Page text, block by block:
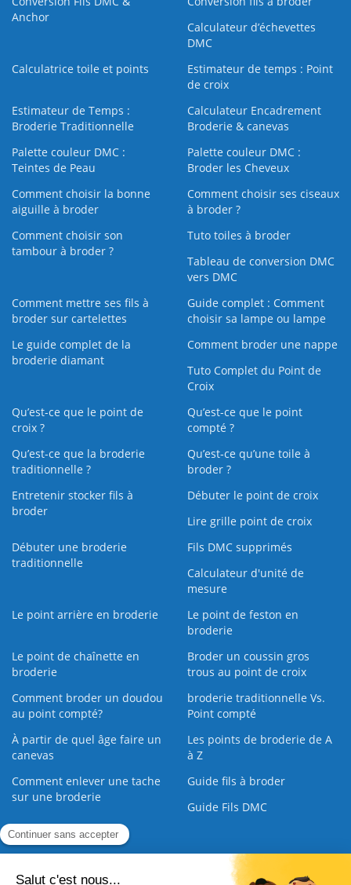
Anchor
Calculateur d’échevettes
DMC
Calculatrice toile et points
Estimateur de temps : Point
de croix
Estimateur de Temps :
Broderie Traditionnelle
Calculateur Encadrement
Broderie & canevas
Palette couleur DMC :
Teintes de Peau
Palette couleur DMC :
Broder les Cheveux
Comment choisir la bonne
aiguille à broder
Comment choisir ses ciseaux
à broder ?
Comment choisir son
tambour à broder ?
Tuto toiles à broder
Tableau de conversion DMC
vers DMC
Comment mettre ses fils à
broder sur cartelettes
Guide complet : Comment
choisir sa lampe ou lampe
Le guide complet de la
broderie diamant
Comment broder une nappe
Tuto Complet du Point de
Croix
Qu’est-ce que le point de
croix ?
Qu’est-ce que le point
compté ?
Qu’est-ce que la broderie
traditionnelle ?
Qu’est‑ce qu’une toile à
broder ?
Entretenir stocker fils à
broder
Débuter le point de croix
Lire grille point de croix
Débuter une broderie
traditionnelle
Fils DMC supprimés
Calculateur d'unité de
mesure
Le point arrière en broderie
Le point de feston en
broderie
Le point de chaînette en
broderie
Broder un coussin gros
trous au point de croix
Comment broder un doudou
au point compté?
broderie traditionnelle Vs.
Point compté
À partir de quel âge faire un
canevas
Les points de broderie de A
à Z
Comment enlever une tache
sur une broderie
Guide fils à broder
Guide Fils DMC
Guide de la Broderie